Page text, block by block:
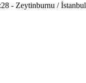
- Zeytinburnu / İstanbul